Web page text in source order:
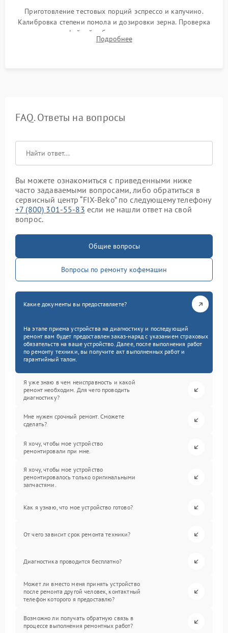
Приготовление тестовых порций эспрессо и капучино.
Калибровка степени помола и дозировки зерна. Проверка
плотности кофейной таблетки, температуры напитка и
качества молочной пены. Контроль отсутствия посторонних
Подробнее
FAQ. Ответы на вопросы
Вы можете ознакомиться с приведенными ниже
часто задаваемыми вопросами, либо обратиться в
сервисный центр “FIX-Beko” по следующему телефону
+7 (800) 301-55-83 если не нашли ответ на свой
вопрос.
Общие вопросы
Вопросы по ремонту кофемашин
Какие документы вы предоставляете?
На этапе приема устройства на диагностику и последующий
ремонт вам будет предоставлен заказ-наряд с указанием страховых
обязательств на ваше устройство. Далее, после выполнения работ
по ремонту техники, вы получите акт выполненных работ и
гарантийный талон.
Я уже знаю в чем неисправность и какой
ремонт необходим. Для чего проводить
диагностику?
Мне нужен срочный ремонт. Сможете
сделать?
Я хочу, чтобы мое устройство
ремонтировали при мне.
Я хочу, чтобы мое устройство
ремонтировалось только оригинальными
запчастями.
Как я узнаю, что мое устройство готово?
От чего зависит срок ремонта техники?
Диагностика проводится бесплатно?
Может ли вместо меня принять устройство
после ремонта другой человек, контактный
телефон которого я предоставлю?
Возможно ли получать обратную связь в
процессе выполнения ремонтных работ?